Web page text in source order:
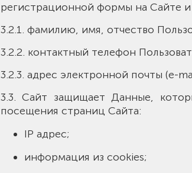
регистрационной формы на Сайте
3.2.1. фамилию, имя, отчество
3.2.2. контактный телефон
3.2.3. адрес электронной почты (e-
3.3. Сайт защищает Данные,
посещения страниц Сайта:
IP адрес;
информация из cookies;